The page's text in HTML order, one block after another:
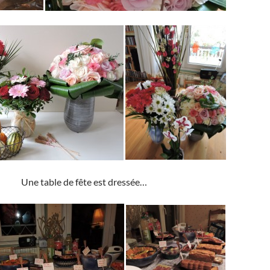
Une table de fête est dressée…